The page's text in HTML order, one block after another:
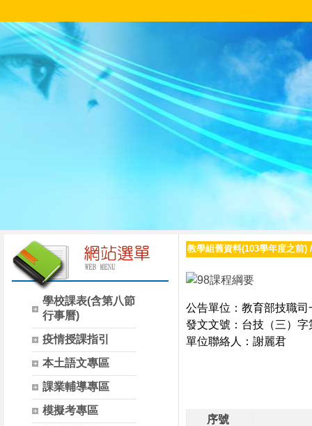
學校課表(含第八節
行事曆)
疫情授課指引
本土語文專區
課業輔導專區
模擬考專區
教學組舊資料(103學年度之前)
公告單位：教育部技職
發文文號：台技（三）
單位聯絡人：謝麗君
序號